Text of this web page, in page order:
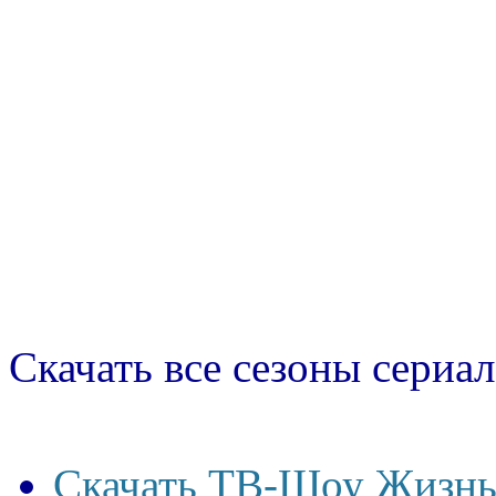
Скачать все сезоны
Скачать ТВ-Шоу Жизнь